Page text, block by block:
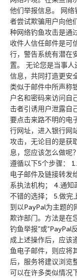
他们举报信息。 网
者尝试欺骗用户向他
种网络钓鱼攻击是通
收件人信任邮件是可
行，警告系统有潜在
置。 无论您是当事
信息，共同打造更安
类似于邮件中所声称
户名和密码来访问自
击者引诱用户泄露自
要点击来路不明的电
行网址，进入银行网
攻击，无论目的是获
息，您应该怎么做呢
遵循以下5个步骤：
电子邮件及链接转发
系执法机构； 4.通知
不错的选择； 5.做完
到以PayPal为主题的
欺诈部门。方法是在
钓鱼举报”或”PayPal
成上述操作后，应该
鱼电子邮件，则应将
后，服务将建议浏览
可以在许多类似情况